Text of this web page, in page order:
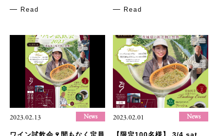
Read Read
2023.02.13 News 2023.02.01 News